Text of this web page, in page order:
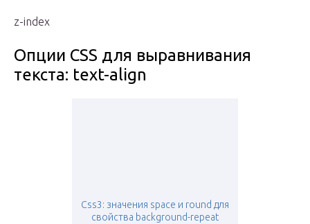
z-index
Опции CSS для выравнивания
текста: text-align
Css3: значения space и round для
свойства background-repeat